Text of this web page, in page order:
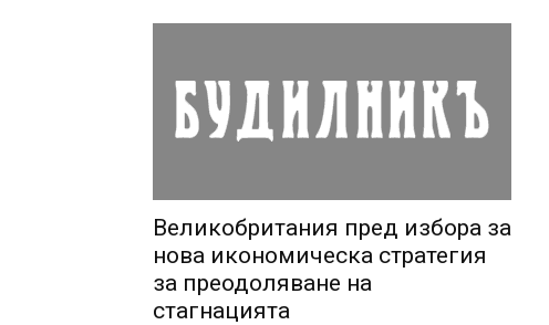
Великобритания пред избора за
нова икономическа стратегия
за преодоляване на
стагнацията